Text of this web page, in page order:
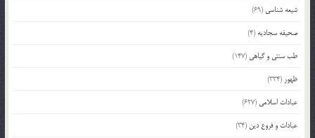
شیعه شناسی (69)
صحیفه سجادیه (4)
طب سنتی و گیاهی (147)
ظهور (334)
عبادات اسلامی (627)
عبادات و فروع دین (34)